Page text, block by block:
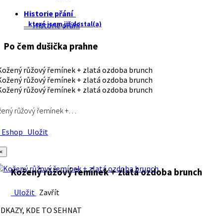
Historie přání
které jsem již dostal(a)
Historie přání
Po čem dušička prahne
růžový řemínek +…
Uložit
Kožený růžový řemínek + zlatá ozdoba brunch
Uložit Zavřít
KDE TO SEHNAT